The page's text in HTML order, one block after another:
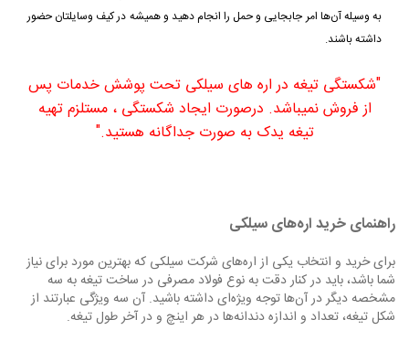
به وسیله آن‌ها امر جابجایی و حمل را انجام دهید و همیشه در کیف وسایلتان حضور
داشته باشند.
"شکستگی تیغه در اره های سیلکی تحت پوشش خدمات پس
از فروش نمیباشد. درصورت ایجاد شکستگی ، مستلزم تهیه
تیغه یدک به صورت جداگانه هستید."
راهنمای خرید اره‌های سیلکی
برای خرید و انتخاب یکی از اره‌های شرکت سیلکی که بهترین مورد برای نیاز
شما باشد، باید در کنار دقت به نوع فولاد مصرفی در ساخت تیغه به سه
مشخصه دیگر در آن‌ها توجه ویژه‌ای داشته باشید. آن سه ویژگی عبارتند از
شکل تیغه، تعداد و اندازه دندانه‌ها در هر اینچ و در آخر طول تیغه.